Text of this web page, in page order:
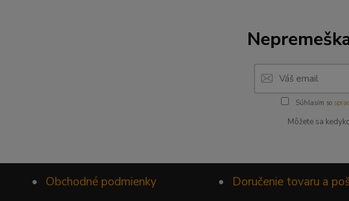
Súhlasím so
Môžete sa
• Obchodné podmienky • Doručenie tovaru a